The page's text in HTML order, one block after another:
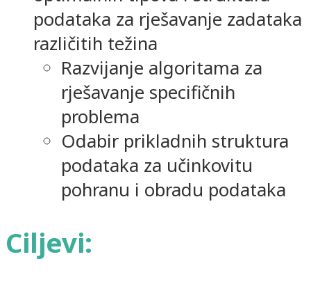
podataka za rješavanje zadataka
različitih težina
Razvijanje algoritama za
rješavanje specifičnih
problema
Odabir prikladnih struktura
podataka za učinkovitu
pohranu i obradu podataka
Ciljevi: